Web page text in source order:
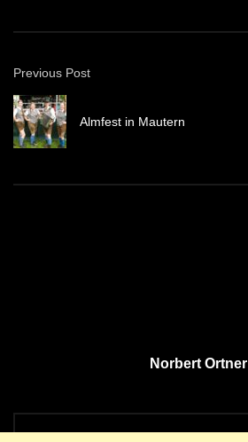
Previous Post
Almfest in Mautern
Norbert Ortner